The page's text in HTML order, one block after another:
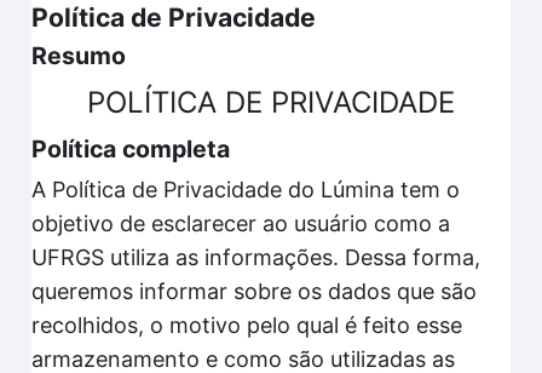
Política de Privacidade
Resumo
POLÍTICA DE PRIVACIDADE
Política completa
A Política de Privacidade do Lúmina tem o
objetivo de esclarecer ao usuário como a
UFRGS utiliza as informações. Dessa forma,
queremos informar sobre os dados que são
recolhidos, o motivo pelo qual é feito esse
armazenamento e como são utilizadas as